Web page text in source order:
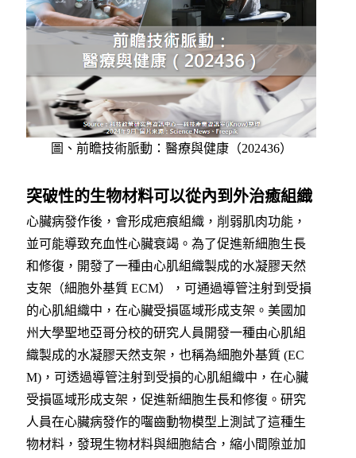
圖、前瞻技術脈動：醫療與健康（202436）
突破性的生物材料可以從內到外治癒組織
心臟病發作後，會形成疤痕組織，削弱肌肉功能，
並可能導致充血性心臟衰竭。為了促進新細胞生長
和修復，開發了一種由心肌組織製成的水凝膠天然
支架（細胞外基質 ECM），可通過導管注射到受損
的心肌組織中，在心臟受損區域形成支架。 美國加
州大學聖地亞哥分校的研究人員開發一種由心肌組
織製成的水凝膠天然支架，也稱為細胞外基質 (EC
M)，可透過導管注射到受損的心肌組織中，在心臟
受損區域形成支架，促進新細胞生長和修復。研究
人員在心臟病發作的囓齒動物模型上測試了這種生
物材料，發現生物材料與細胞結合，縮小間隙並加